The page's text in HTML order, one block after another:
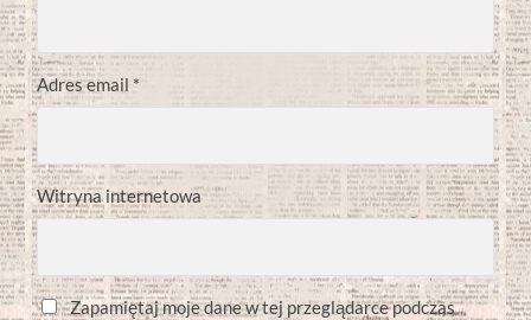
Adres email *
Witryna internetowa
Zapamiętaj moje dane w tej przeglądarce podczas